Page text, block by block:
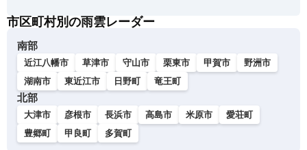
市区町村別の雨雲レーダー
南部
近江八幡市 草津市 守山市 栗東市 甲賀市
野洲市
湖南市
東近江市 日野町 竜王町
北部
大津市 彦根市 長浜市 高島市 米原市
愛荘町
豊郷町
甲良町 多賀町